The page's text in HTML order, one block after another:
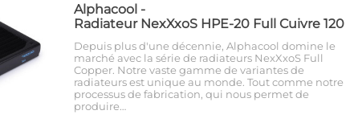
Alphacool -
Radiateur NexXxoS HPE-20 Full Cuivre 120
Depuis plus d'une décennie, Alphacool domine le
marché avec la série de radiateurs NexXxoS Full
Copper. Notre vaste gamme de variantes de
radiateurs est unique au monde. Tout comme notre
processus de fabrication, qui nous permet de
produire…